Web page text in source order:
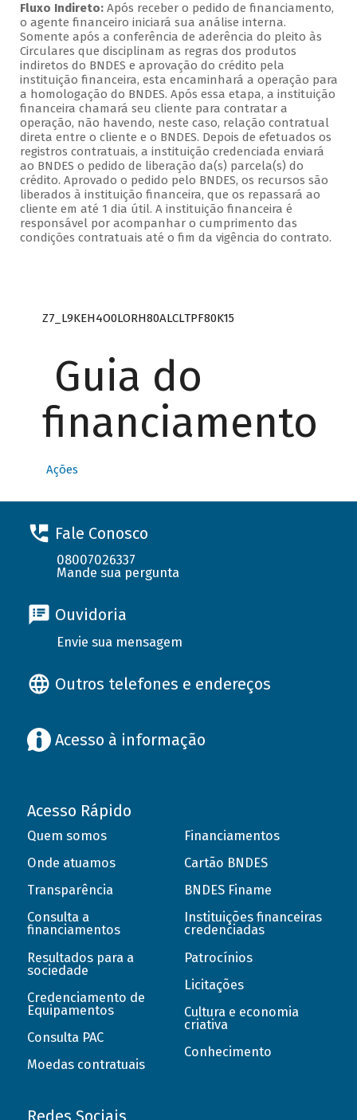
Fluxo Indireto: Após receber o pedido de financiamento,
o agente financeiro iniciará sua análise interna.
Somente após a conferência de aderência do pleito às
Circulares que disciplinam as regras dos produtos
indiretos do BNDES e aprovação do crédito pela
instituição financeira, esta encaminhará a operação para
a homologação do BNDES. Após essa etapa, a instituição
financeira chamará seu cliente para contratar a
operação, não havendo, neste caso, relação contratual
direta entre o cliente e o BNDES. Depois de efetuados os
registros contratuais, a instituição credenciada enviará
ao BNDES o pedido de liberação da(s) parcela(s) do
crédito. Aprovado o pedido pelo BNDES, os recursos são
liberados à instituição financeira, que os repassará ao
cliente em até 1 dia útil. A instituição financeira é
responsável por acompanhar o cumprimento das
condições contratuais até o fim da vigência do contrato.
Z7_L9KEH4O0LORH80ALCLTPF80K15
Guia do
financiamento
Ações
Fale Conosco
08007026337
Mande sua pergunta
Ouvidoria
Envie sua mensagem
Outros telefones e endereços
Acesso à informação
Acesso Rápido
Quem somos
Onde atuamos
Transparência
Consulta a
financiamentos
Resultados para a
sociedade
Credenciamento de
Equipamentos
Consulta PAC
Moedas contratuais
Financiamentos
Cartão BNDES
BNDES Finame
Instituições financeiras
credenciadas
Patrocínios
Licitações
Cultura e economia
criativa
Conhecimento